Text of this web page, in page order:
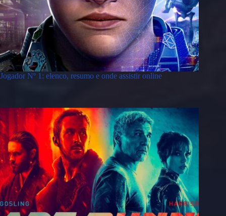
Jogador Nº 1: elenco, resumo e onde assistir online